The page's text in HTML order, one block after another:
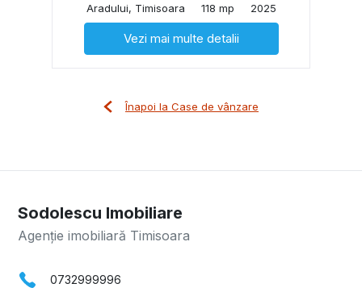
Aradului, Timisoara
118 mp 2025
Vezi mai multe detalii
Înapoi la Case de vânzare
Sodolescu Imobiliare
Agenție imobiliară Timisoara
0732999996